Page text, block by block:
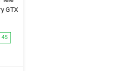
GTX
45